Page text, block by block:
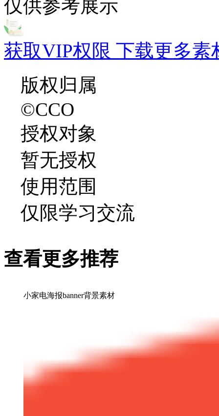
仅供参考展示
获取VIP权限 下载更多素
版权归属
©CCO
授权对象
暂无授权
使用范围
仅限学习交流
查看更多推荐
小家电海报banner背景素材